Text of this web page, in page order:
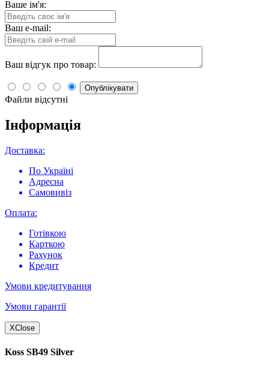
Ваше ім'я:
Ваш e-mail:
Ваш відгук про товар:
Опублікувати
Файли відсутні
Інформація
Доставка:
По Україні
Адресна
Самовивіз
Оплата:
Готівкою
Карткою
Рахунок
Кредит
Умови кредитування
Умови гарантії
XClose
Koss SB49 Silver